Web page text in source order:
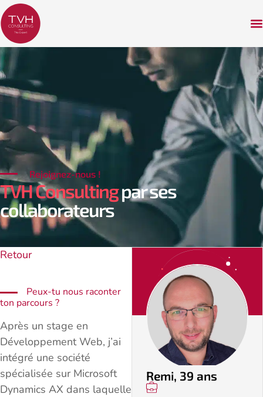
Rejoignez-nous !
TVH Consultingpar ses
collaborateurs
Retour
Peux-tu nous raconter
ton parcours ?
Après un stage en
Développement Web, j’ai
intégré une société
spécialisée sur Microsoft
Dynamics AX dans laquelle
Remi, 39 ans